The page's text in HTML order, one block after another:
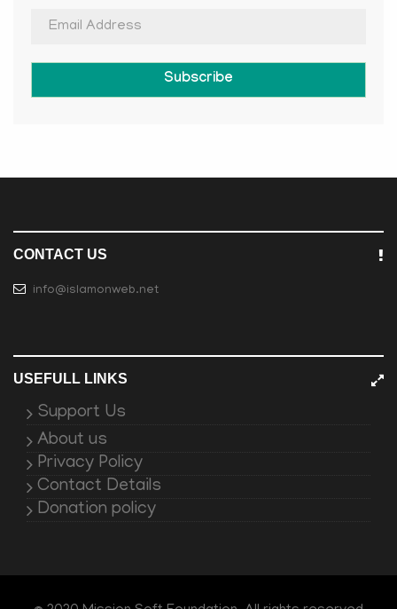
Subscribe
CONTACT US
info@islamonweb.net
USEFULL LINKS
Support Us
About us
Privacy Policy
Contact Details
Donation policy